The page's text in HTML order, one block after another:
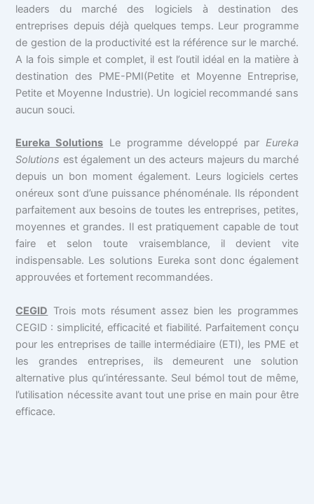
leaders du marché des logiciels à destination des
entreprises depuis déjà quelques temps. Leur programme
de gestion de la productivité est la référence sur le marché.
A la fois simple et complet, il est l’outil idéal en la matière à
destination des PME-PMI(Petite et Moyenne Entreprise,
Petite et Moyenne Industrie). Un logiciel recommandé sans
aucun souci.
Eureka Solutions Le programme développé par Eureka
Solutions est également un des acteurs majeurs du marché
depuis un bon moment également. Leurs logiciels certes
onéreux sont d’une puissance phénoménale. Ils répondent
parfaitement aux besoins de toutes les entreprises, petites,
moyennes et grandes. Il est pratiquement capable de tout
faire et selon toute vraisemblance, il devient vite
indispensable. Les solutions Eureka sont donc également
approuvées et fortement recommandées.
CEGID Trois mots résument assez bien les programmes
CEGID : simplicité, efficacité et fiabilité. Parfaitement conçu
pour les entreprises de taille intermédiaire (ETI), les PME et
les grandes entreprises, ils demeurent une solution
alternative plus qu’intéressante. Seul bémol tout de même,
l’utilisation nécessite avant tout une prise en main pour être
efficace.